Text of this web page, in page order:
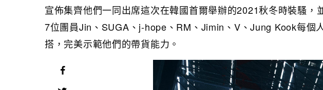
宣佈集齊他們一同出席這次在韓國首爾舉辦的2021秋冬時裝騷，
7位團員Jin、SUGA、j-hope、RM、Jimin、V、Jung Kook每個
搭，完美示範他們的帶貨能力。